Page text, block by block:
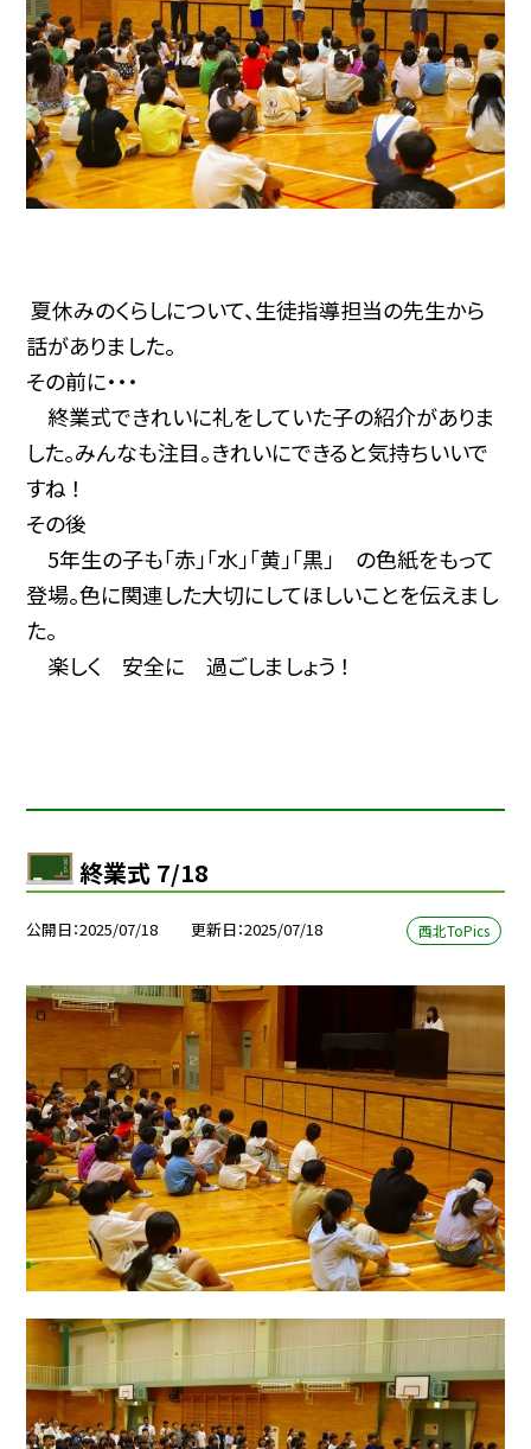
夏休みのくらしについて、生徒指導担当の先生から
話がありました。
その前に・・・
終業式できれいに礼をしていた子の紹介がありま
した。みんなも注目。きれいにできると気持ちいいで
すね ！
その後
5年生の子も「赤」「水」「黄」「黒」 の色紙をもって
登場。色に関連した大切にしてほしいことを伝えまし
た。
楽しく 安全に 過ごしましょう ！
終業式 7/18
公開日 2025/07/18 更新日 2025/07/18 西北ToPics